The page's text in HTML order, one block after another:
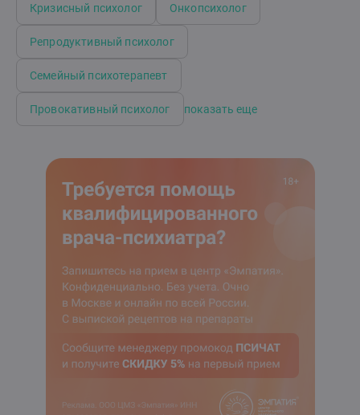
Кризисный психолог Онкопсихолог
Репродуктивный психолог
Семейный психотерапевт
Провокативный психолог показать еще